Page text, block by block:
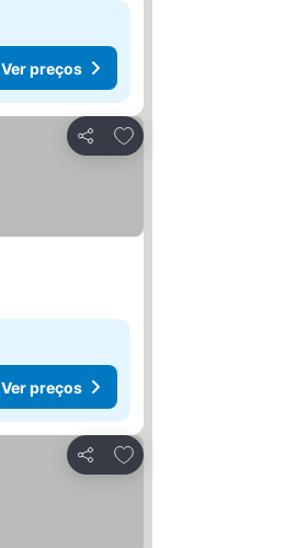
Ver preços
Partilhar
Adicionar aos favoritos
Ver preços
Partilhar
Adicionar aos favoritos